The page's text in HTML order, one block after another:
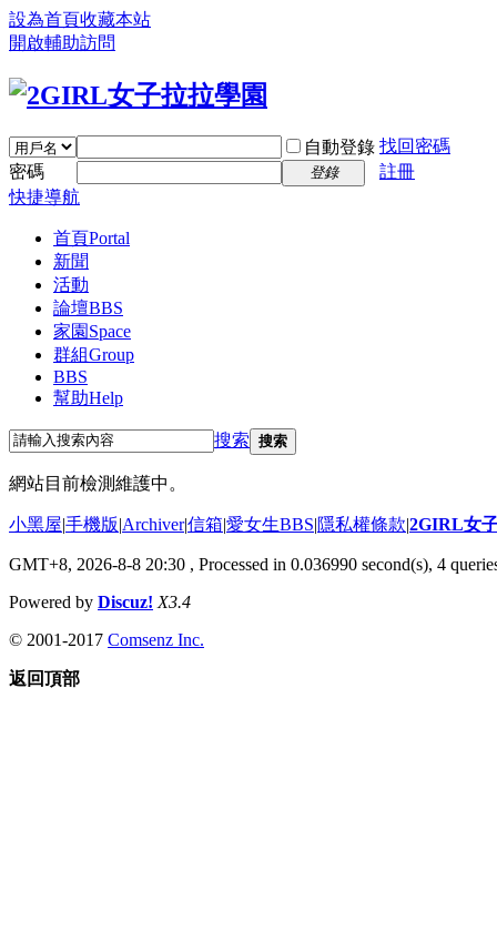
設為首頁收藏本站
開啟輔助訪問
自動登錄 找回密碼
密碼
登錄
註冊
快捷導航
首頁Portal
新聞
活動
論壇BBS
家園 Space
群組Group
BBS
幫助Help
搜索 搜索
網站目前檢測維護中。
小黑屋|手機版|Archiver|信箱|愛女生BBS|隱私權條款|2GIRL女
GMT+8, 2026-8-8 20:30 , Processed in 0.036990 second(s), 4
Powered by Discuz! X3.4
© 2001-2017 Comsenz Inc.
返回頂部